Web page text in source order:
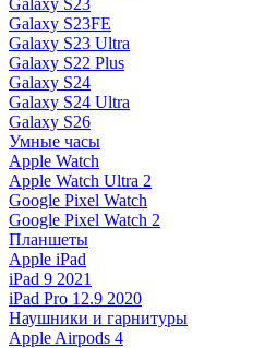
Galaxy S23
Galaxy S23FE
Galaxy S23 Ultra
Galaxy S22 Plus
Galaxy S24
Galaxy S24 Ultra
Galaxy S26
Умные часы
Apple Watch
Apple Watch Ultra 2
Google Pixel Watch
Google Pixel Watch 2
Планшеты
Apple iPad
iPad 9 2021
iPad Pro 12.9 2020
Наушники и гарнитуры
Apple Airpods 4